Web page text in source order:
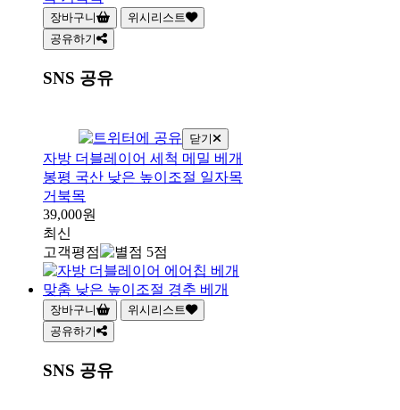
장바구니
위시리스트
공유하기
SNS 공유
닫기
자방 더블레이어 세척 메밀 베개
봉평 국산 낮은 높이조절 일자목
거북목
39,000원
최신
고객평점
장바구니
위시리스트
공유하기
SNS 공유